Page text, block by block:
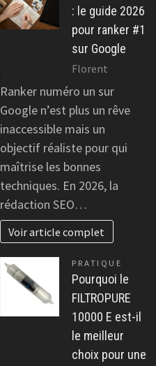
: le guide 2026
pour ranker #1
sur Google
Florent
Ranker numéro un sur
Google n’est plus un rêve
inaccessible mais un
objectif réaliste pour qui
maîtrise les bonnes
techniques. En 2026, la
rédaction SEO…
Voir article complet
PRATIQUE
Pourquoi le
FILTROPURE
10000 E est-il
le meilleur
choix pour une